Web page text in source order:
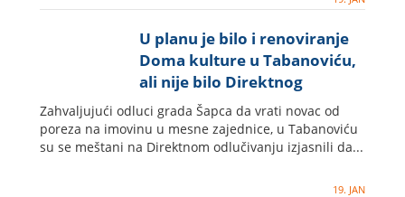
U planu je bilo i renoviranje
Doma kulture u Tabanoviću,
ali nije bilo Direktnog
odlučivanja
Zahvaljujući odluci grada Šapca da vrati novac od
poreza na imovinu u mesne zajednice, u Tabanoviću
su se meštani na Direktnom odlučivanju izjasnili da...
19. JAN